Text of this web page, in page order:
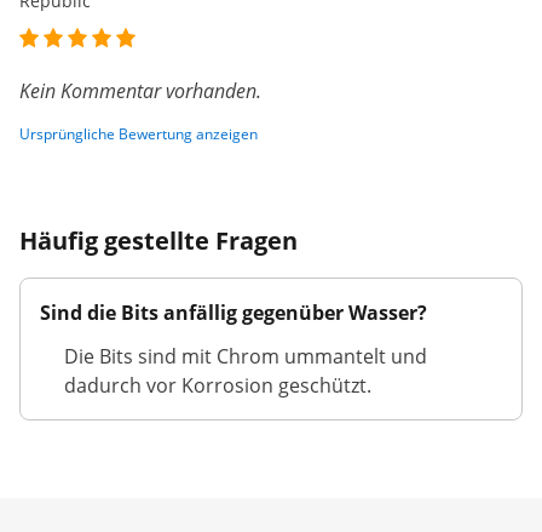
Kein Kommentar vorhanden.
Ursprüngliche Bewertung anzeigen
Häufig gestellte Fragen
Sind die Bits anfällig gegenüber Wasser?
Die Bits sind mit Chrom ummantelt und
dadurch vor Korrosion geschützt.